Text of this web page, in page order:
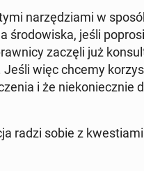
na­rzę­dzia­mi w
śro­do­wi­ska, jeśli
zaczęli już
więc chcemy
i że nie­ko­niecz­nie
radzi sobie z